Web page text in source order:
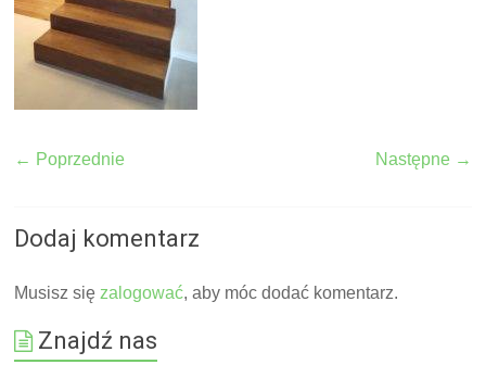
← Poprzednie Następne →
Dodaj komentarz
Musisz się zalogować, aby móc dodać komentarz.
Znajdź nas